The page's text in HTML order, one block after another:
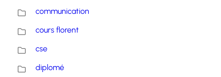
communication
cours florent
cse
diplomé